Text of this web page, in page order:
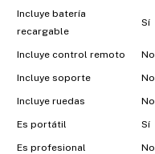
Incluye batería
recargable
Sí
Incluye control remoto No
Incluye soporte No
Incluye ruedas No
Es portátil Sí
Es profesional No